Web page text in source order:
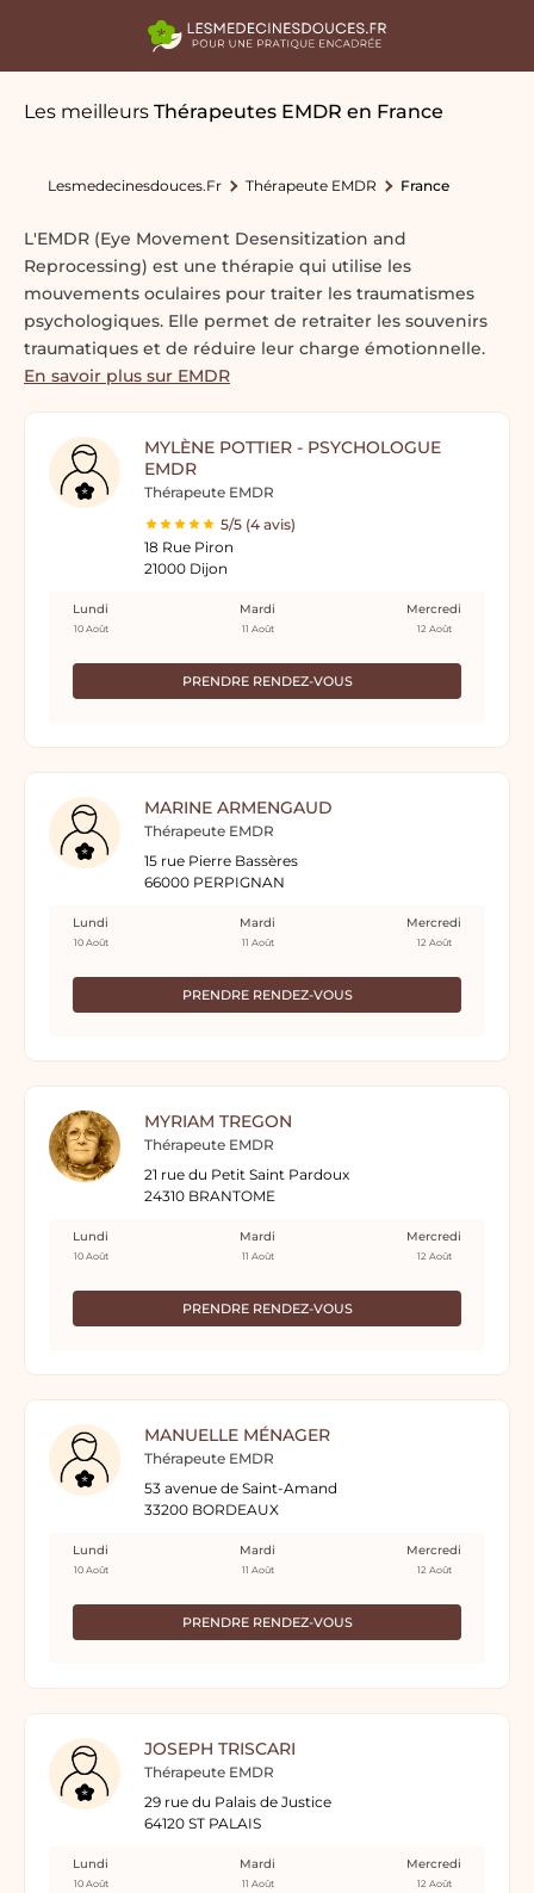
Les meilleurs Thérapeutes EMDR en France
Lesmedecinesdouces.fr Thérapeute EMDR France
L'EMDR (Eye Movement Desensitization and
Reprocessing) est une thérapie qui utilise les
mouvements oculaires pour traiter les traumatismes
psychologiques. Elle permet de retraiter les souvenirs
traumatiques et de réduire leur charge émotionnelle.
En savoir plus sur EMDR
MYLÈNE POTTIER - PSYCHOLOGUE
EMDR
Thérapeute EMDR
5/5 (4 avis)
18 Rue Piron
21000 Dijon
PRENDRE RENDEZ-VOUS
Lundi
10 Août
Mardi
11 Août
Mercredi
12 Août
MARINE ARMENGAUD
Thérapeute EMDR
15 rue Pierre Bassères
66000 PERPIGNAN
PRENDRE RENDEZ-VOUS
Lundi
10 Août
Mardi
11 Août
Mercredi
12 Août
MYRIAM TREGON
Thérapeute EMDR
21 rue du Petit Saint Pardoux
24310 BRANTOME
PRENDRE RENDEZ-VOUS
Lundi
10 Août
Mardi
11 Août
Mercredi
12 Août
MANUELLE MÉNAGER
Thérapeute EMDR
53 avenue de Saint-Amand
33200 BORDEAUX
PRENDRE RENDEZ-VOUS
Lundi
10 Août
Mardi
11 Août
Mercredi
12 Août
JOSEPH TRISCARI
Thérapeute EMDR
29 rue du Palais de Justice
64120 ST PALAIS
Lundi
10 Août
Mardi
11 Août
Mercredi
12 Août